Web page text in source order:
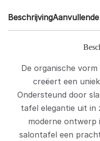
Beschrijving
‌De organische
creëert een
Ondersteund door
tafel elegantie uit in
moderne ontwerp
salontafel een